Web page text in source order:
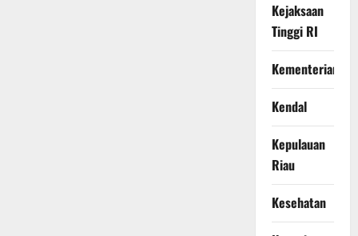
Kejaksaan
Tinggi RI
Kementerian
Kendal
Kepulauan
Riau
Kesehatan